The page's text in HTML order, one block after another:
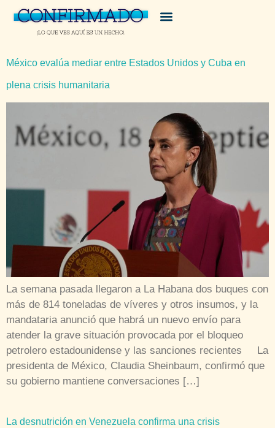
México evalúa mediar entre Estados Unidos y Cuba en
plena crisis humanitaria
La semana pasada llegaron a La Habana dos buques con
más de 814 toneladas de víveres y otros insumos, y la
mandataria anunció que habrá un nuevo envío para
atender la grave situación provocada por el bloqueo
petrolero estadounidense y las sanciones recientes La
presidenta de México, Claudia Sheinbaum, confirmó que
su gobierno mantiene conversaciones […]
La desnutrición en Venezuela confirma una crisis